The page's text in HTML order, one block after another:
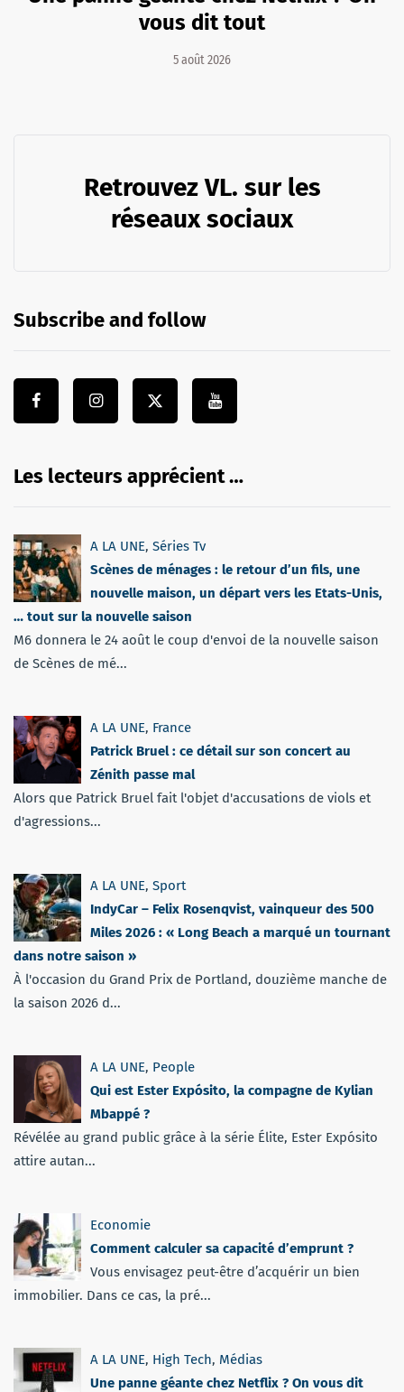
vous dit tout
5 août 2026
Retrouvez VL. sur les
réseaux sociaux
Subscribe and follow
Les lecteurs apprécient …
A LA UNE, Séries Tv
Scènes de ménages : le retour d’un fils, une
nouvelle maison, un départ vers les Etats-Unis,
… tout sur la nouvelle saison
M6 donnera le 24 août le coup d'envoi de la nouvelle saison
de Scènes de mé...
A LA UNE, France
Patrick Bruel : ce détail sur son concert au
Zénith passe mal
Alors que Patrick Bruel fait l'objet d'accusations de viols et
d'agressions...
A LA UNE, Sport
IndyCar – Felix Rosenqvist, vainqueur des 500
Miles 2026 : « Long Beach a marqué un tournant
dans notre saison »
À l'occasion du Grand Prix de Portland, douzième manche de
la saison 2026 d...
A LA UNE, People
Qui est Ester Expósito, la compagne de Kylian
Mbappé ?
Révélée au grand public grâce à la série Élite, Ester Expósito
attire autan...
Economie
Comment calculer sa capacité d’emprunt ?
Vous envisagez peut-être d’acquérir un bien
immobilier. Dans ce cas, la pré...
A LA UNE, High Tech, Médias
Une panne géante chez Netflix ? On vous dit